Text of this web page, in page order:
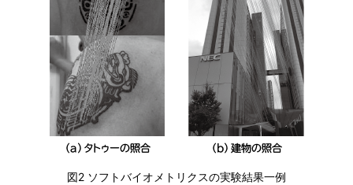
図2 ソフトバイオメトリクスの実験結果一例